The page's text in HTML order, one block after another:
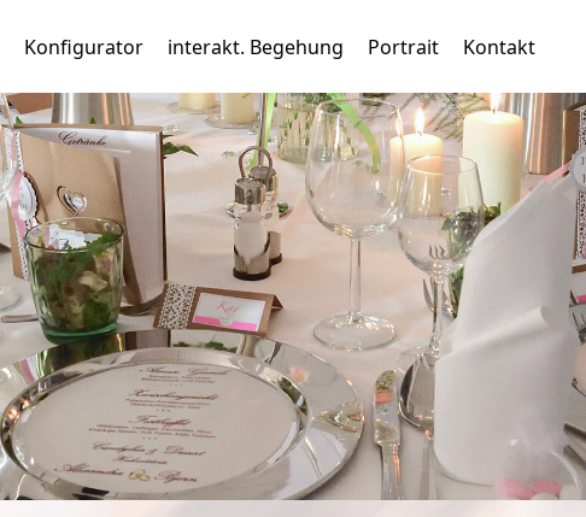
Konfigurator interakt. Begehung Portrait Kontakt